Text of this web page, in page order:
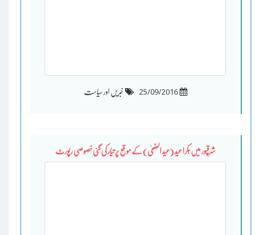
25/09/2016 خبریں اور سیاست
شرقپور میں بکرا عید (عید الضحیٰ) کے موقع پر تیار کی گئی خصوصی رپورٹ